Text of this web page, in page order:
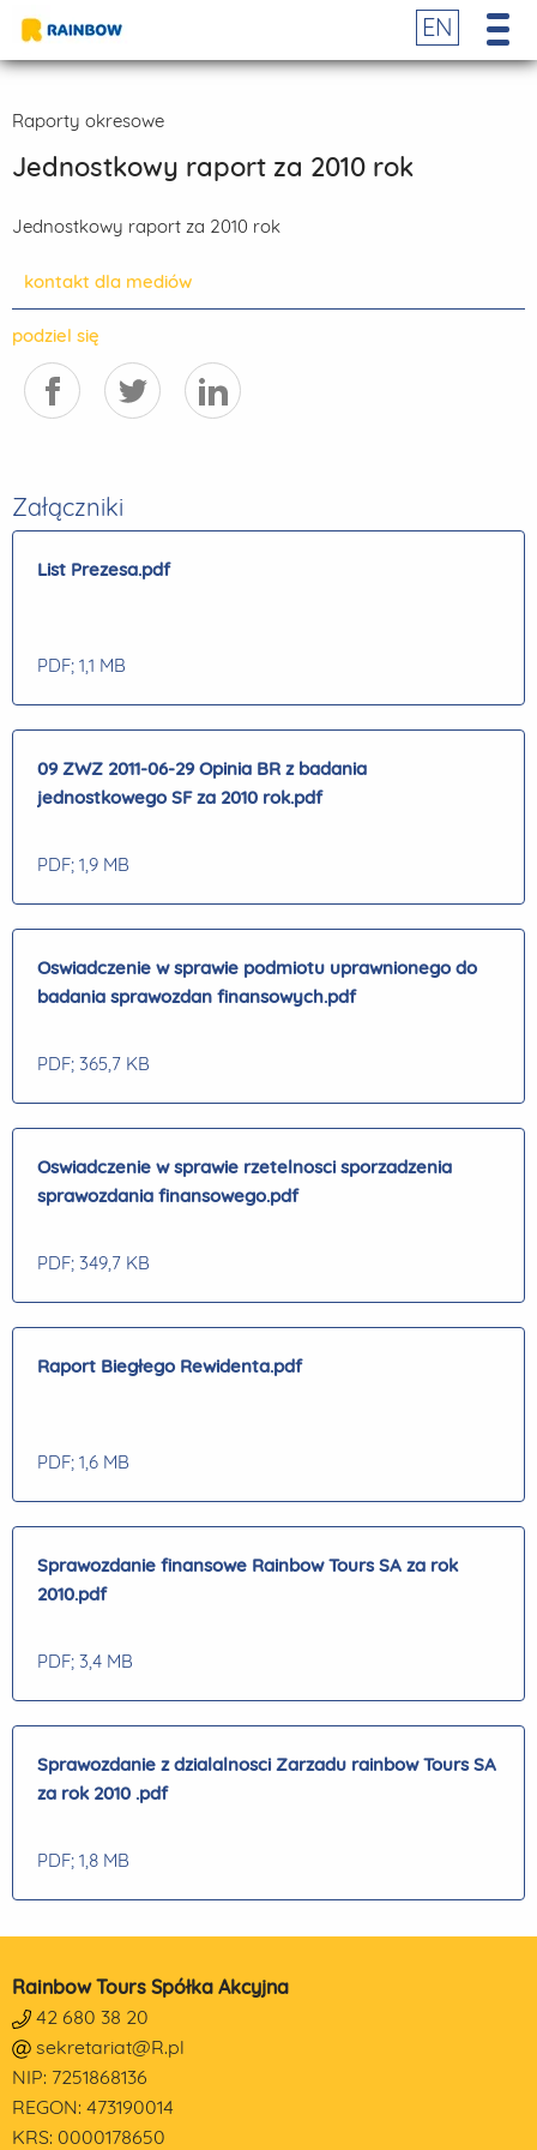
EN
Raporty okresowe
Jednostkowy raport za 2010 rok
Jednostkowy raport za 2010 rok
kontakt dla mediów
podziel się
Załączniki
List Prezesa.pdf
PDF; 1,1 MB
09 ZWZ 2011-06-29 Opinia BR z badania
jednostkowego SF za 2010 rok.pdf
PDF; 1,9 MB
Oswiadczenie w sprawie podmiotu uprawnionego do
badania sprawozdan finansowych.pdf
PDF; 365,7 KB
Oswiadczenie w sprawie rzetelnosci sporzadzenia
sprawozdania finansowego.pdf
PDF; 349,7 KB
Raport Biegłego Rewidenta.pdf
PDF; 1,6 MB
Sprawozdanie finansowe Rainbow Tours SA za rok
2010.pdf
PDF; 3,4 MB
Sprawozdanie z dzialalnosci Zarzadu rainbow Tours SA
za rok 2010 .pdf
PDF; 1,8 MB
Rainbow Tours Spółka Akcyjna
42 680 38 20
sekretariat@R.pl
NIP: 7251868136
REGON: 473190014
KRS: 0000178650